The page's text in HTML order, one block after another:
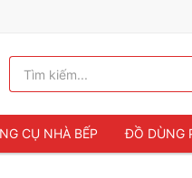
CỤ NHÀ BẾP ĐỒ DÙNG